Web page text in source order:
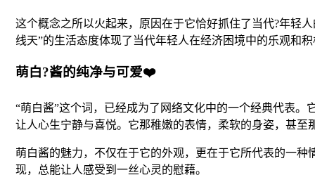
这个概念之所以火起来，原因在于它恰好抓住了当代?年轻
线天”的生活态度体现了当代年轻人在经济困境中的乐观和
萌白?酱的纯净与可爱❤️
“萌白酱”这个词，已经成为了网络文化中的一个经典代表
让人心生宁静与喜悦。它那稚嫩的表情，柔软的身姿，甚至
萌白酱的魅力，不仅在于它的外观，更在于它所代表的一
现，总能让人感受到一丝心灵的慰藉。